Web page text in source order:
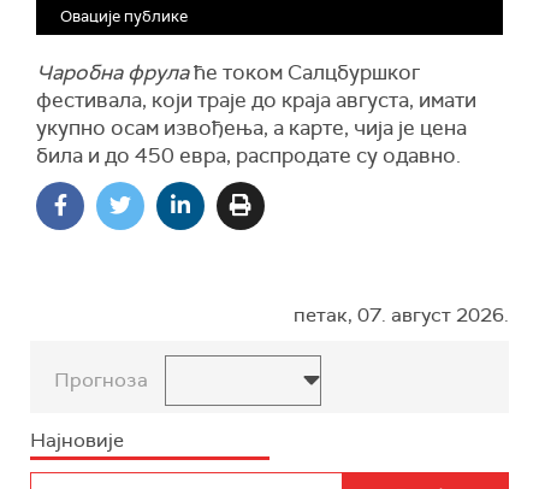
Овације публике
Чаробна фрулаће током Салцбуршког
фестивала, који траје до краја августа, имати
укупно осам извођења, а карте, чија је цена
била и до 450 евра, распродате су одавно.
петак, 07. август 2026.
Прогноза
Најновије